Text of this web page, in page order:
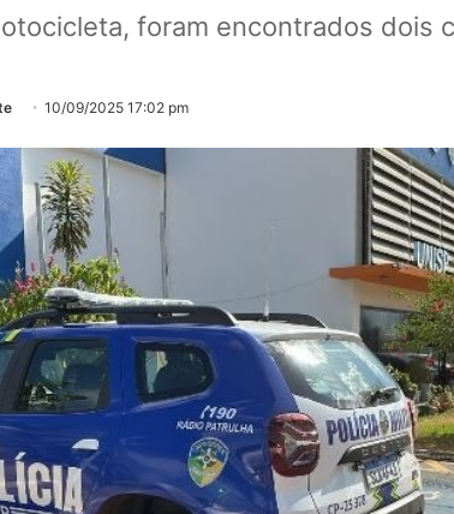
foram encontrados dois
10/09/2025 17:02 pm